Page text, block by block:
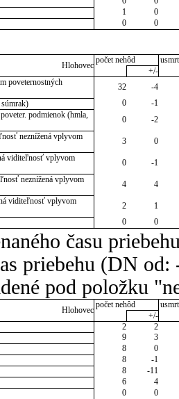
1
0
0 0
Hlohovec
počet nehôd
+/-
poveternostných
32
-4
0
-1
podmienok (hmla,
0
-2
neznížená vplyvom
3
0
viditeľnosť vplyvom
0
-1
neznížená vplyvom
4
4
viditeľnosť vplyvom
2
1
0 0
času
priebehu (DN
pod položku
Hlohovec
počet nehôd
+/-
2
2
9
3
8
0
8
-1
8
-11
6
4
0 0